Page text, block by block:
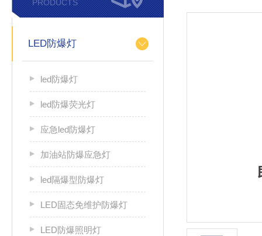
PRODUCTS
LED防爆灯
led防爆灯
led防爆荧光灯
应急led防爆灯
加油站防爆应急灯
led隔爆型防爆灯
LED固态免维护防爆灯
LED防爆照明灯